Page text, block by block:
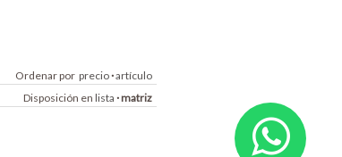
Ordenar por precio·artículo
Disposición en lista ·matriz